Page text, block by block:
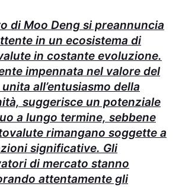
di Moo Deng si preannuncia
in un ecosistema di
in costante evoluzione.
impennata nel valore del
all’entusiasmo della
suggerisce un potenziale
a lungo termine, sebbene
rimangano soggette a
significative. Gli
di mercato stanno
attentamente gli